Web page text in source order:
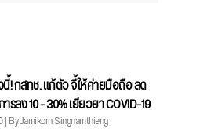
นี้! กสทช. แก้ตัว จี้ให้ค่ายมือถือ ลด
รลง 10 - 30% เยียวยา COVID-19
By Jamikorn Singnamthieng